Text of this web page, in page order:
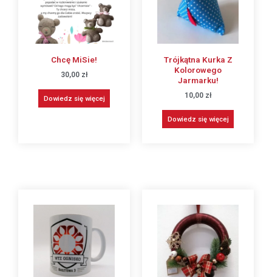
Chcę MiSie!
30,00 zł
Dowiedz się więcej
Trójkątna Kurka Z
Kolorowego
Jarmarku!
10,00 zł
Dowiedz się więcej